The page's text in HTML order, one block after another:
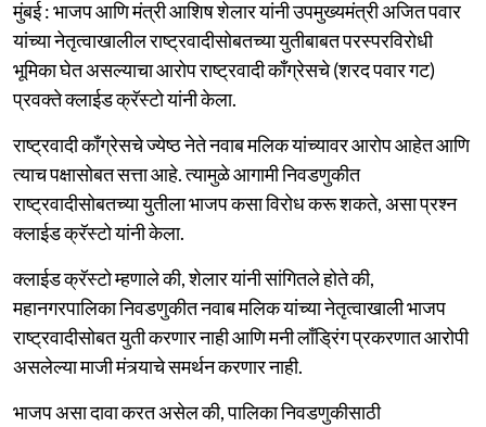
मुंबई : भाजप आणि मंत्री आशिष शेलार यांनी उपमुख्यमंत्री अजित पवार
यांच्या नेतृत्वाखालील राष्ट्रवादीसोबतच्या युतीबाबत परस्परविरोधी
भूमिका घेत असल्याचा आरोप राष्ट्रवादी काँग्रेसचे (शरद पवार गट)
प्रवक्ते क्लाईड क्रॅस्टो यांनी केला.
राष्ट्रवादी काँग्रेसचे ज्येष्ठ नेते नवाब मलिक यांच्यावर आरोप आहेत आणि
त्याच पक्षासोबत सत्ता आहे. त्यामुळे आगामी निवडणुकीत
राष्ट्रवादीसोबतच्या युतीला भाजप कसा विरोध करू शकते, असा प्रश्न
क्लाईड क्रॅस्टो यांनी केला.
क्लाईड क्रॅस्टो म्हणाले की, शेलार यांनी सांगितले होते की,
महानगरपालिका निवडणुकीत नवाब मलिक यांच्या नेतृत्वाखाली भाजप
राष्ट्रवादीसोबत युती करणार नाही आणि मनी लाँड्रिंग प्रकरणात आरोपी
असलेल्या माजी मंत्र्याचे समर्थन करणार नाही.
भाजप असा दावा करत असेल की, पालिका निवडणुकीसाठी